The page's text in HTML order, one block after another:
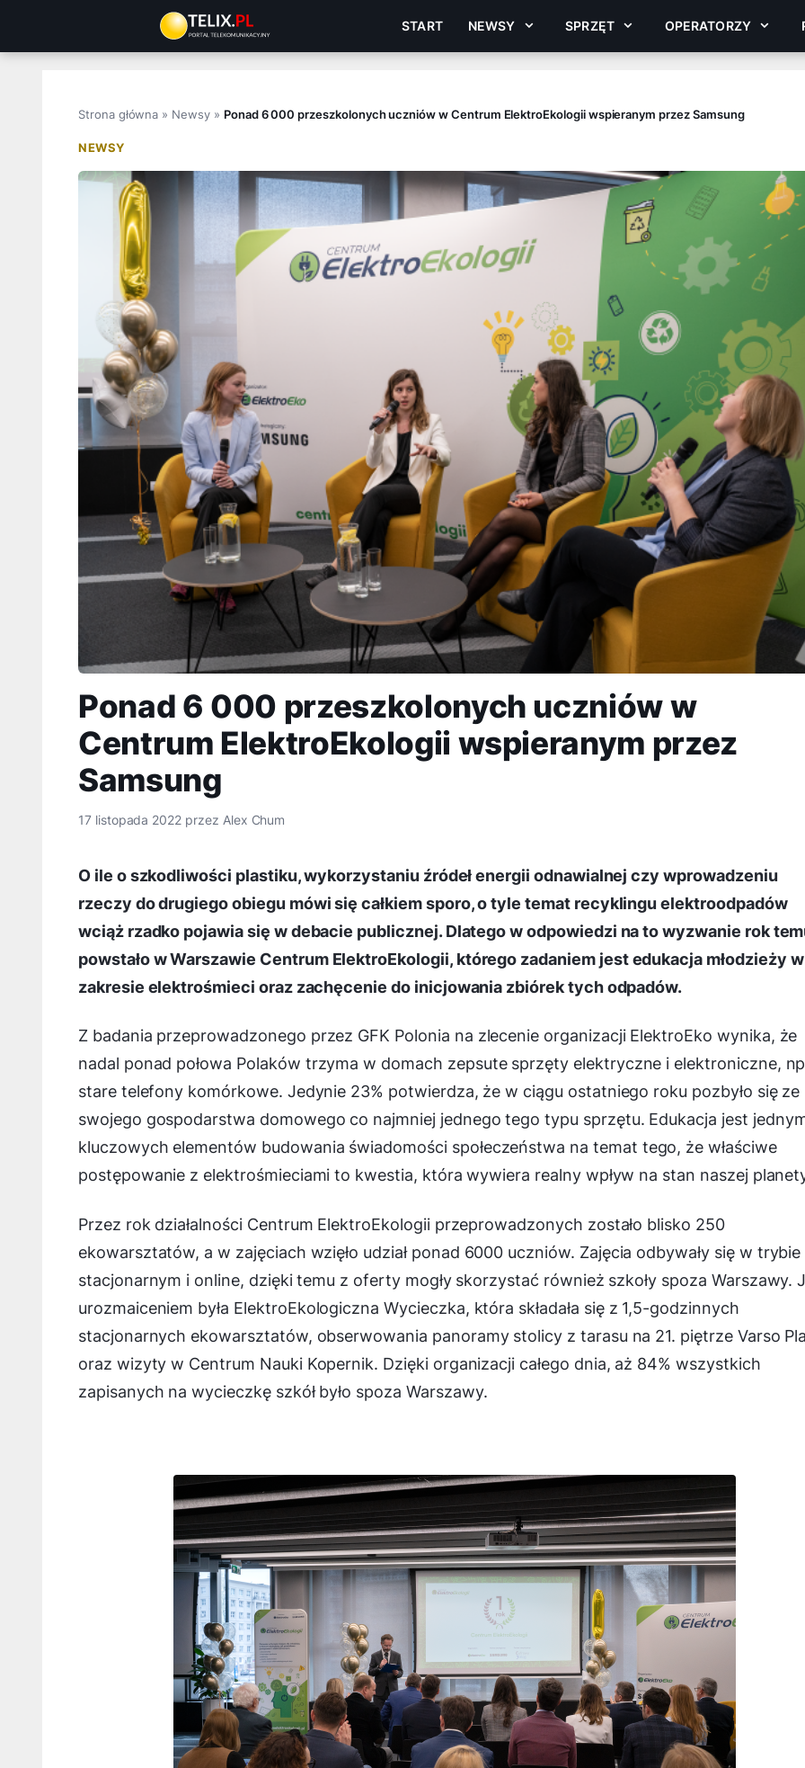
treści
START NEWSY SPRZĘT OPERATORZY
Strona główna » Newsy» Ponad 6 000 przeszkolonych uczniów w Centrum ElektroEkologii wspieranym przez Samsung
NEWSY
Ponad 6 000 przeszkolonych uczniów w
Centrum ElektroEkologii wspieranym przez
Samsung
17 listopada 2022 przez Alex Chum
O ile o szkodliwości plastiku, wykorzystaniu źródeł energii odnawialnej czy wprowadzeniu
rzeczy do drugiego obiegu mówi się całkiem sporo, o tyle temat recyklingu elektroodpadów
wciąż rzadko pojawia się w debacie publicznej. Dlatego w odpowiedzi na to wyzwanie rok
powstało w Warszawie Centrum ElektroEkologii, którego zadaniem jest edukacja młodzieży w
zakresie elektrośmieci oraz zachęcenie do inicjowania zbiórek tych odpadów.
Z badania przeprowadzonego przez GFK Polonia na zlecenie organizacji ElektroEko wynika, że
nadal ponad połowa Polaków trzyma w domach zepsute sprzęty elektryczne i elektroniczne,
stare telefony komórkowe. Jedynie 23% potwierdza, że w ciągu ostatniego roku pozbyło się ze
swojego gospodarstwa domowego co najmniej jednego tego typu sprzętu. Edukacja jest
kluczowych elementów budowania świadomości społeczeństwa na temat tego, że właściwe
postępowanie z elektrośmieciami to kwestia, która wywiera realny wpływ na stan naszej
Przez rok działalności Centrum ElektroEkologii przeprowadzonych zostało blisko 250
ekowarsztatów, a w zajęciach wzięło udział ponad 6000 uczniów. Zajęcia odbywały się w trybie
stacjonarnym i online, dzięki temu z oferty mogły skorzystać również szkoły spoza Warszawy.
urozmaiceniem była ElektroEkologiczna Wycieczka, która składała się z 1,5-godzinnych
stacjonarnych ekowarsztatów, obserwowania panoramy stolicy z tarasu na 21. piętrze Varso
oraz wizyty w Centrum Nauki Kopernik. Dzięki organizacji całego dnia, aż 84% wszystkich
zapisanych na wycieczkę szkół było spoza Warszawy.